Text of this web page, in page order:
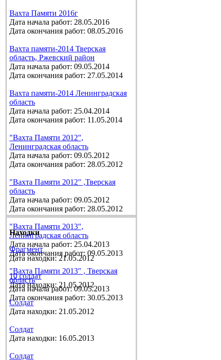
Вахта Памяти 2016г
Дата начала работ: 28.05.2016
Дата окончания работ: 08.05.2016
Вахта памяти-2014 Тверская
область, Ржевский район
Дата начала работ: 09.05.2014
Дата окончания работ: 27.05.2014
Вахта памяти-2014 Ленинградская
область
Дата начала работ: 25.04.2014
Дата окончания работ: 11.05.2014
"Вахта Памяти 2012",
Ленинградская область
Дата начала работ: 09.05.2012
Дата окончания работ: 28.05.2012
"Вахта Памяти 2012" ,Тверская
область
Дата начала работ: 09.05.2012
Дата окончания работ: 28.05.2012
"Вахта Памяти 2013",
Ленинградская область
Дата начала работ: 25.04.2013
Дата окончания работ: 09.05.2013
"Вахта Памяти 2013" , Тверская
область
Дата начала работ: 09.05.2013
Дата окончания работ: 30.05.2013
Находки
Фрагмент
Дата находки: 21.05.2012
10 солдат
Дата находки: 21.05.2012
Солдат
Дата находки: 21.05.2012
Солдат
Дата находки: 16.05.2013
Солдат